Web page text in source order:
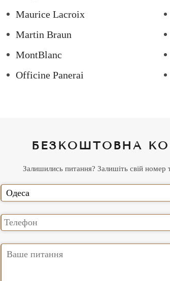
Maurice Lacroix
Martin Braun
MontBlanc
Officine Panerai
БЕЗКОШТОВНА
Залишились питання? Залишіть свій номер